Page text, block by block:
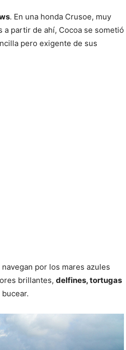
. En una honda Crusoe, muy
a partir de ahí, Cocoa se sometió
pero exigente de sus
por los mares azules
brillantes, delfines, tortugas